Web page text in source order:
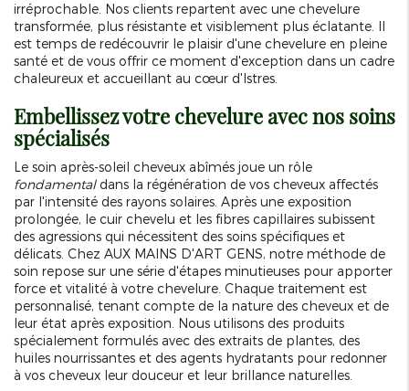
irréprochable. Nos clients repartent avec une chevelure
transformée, plus résistante et visiblement plus éclatante. Il
est temps de redécouvrir le plaisir d'une chevelure en pleine
santé et de vous offrir ce moment d'exception dans un cadre
chaleureux et accueillant au cœur d'Istres.
Embellissez votre chevelure avec nos soins
spécialisés
Le soin après-soleil cheveux abîmés joue un rôle
fondamentaldans la régénération de vos cheveux affectés
par l'intensité des rayons solaires. Après une exposition
prolongée, le cuir chevelu et les fibres capillaires subissent
des agressions qui nécessitent des soins spécifiques et
délicats. Chez AUX MAINS D'ART GENS, notre méthode de
soin repose sur une série d'étapes minutieuses pour apporter
force et vitalité à votre chevelure. Chaque traitement est
personnalisé, tenant compte de la nature des cheveux et de
leur état après exposition. Nous utilisons des produits
spécialement formulés avec des extraits de plantes, des
huiles nourrissantes et des agents hydratants pour redonner
à vos cheveux leur douceur et leur brillance naturelles.